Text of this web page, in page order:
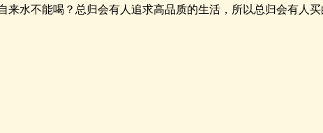
来水不能喝？总归会有人追求高品质的生活，所以总归会有人买